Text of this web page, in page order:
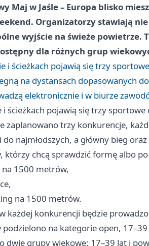
Maj w Jaśle – Europa blisko
Organizatorzy stawiają
wyjście na świeże powietrze.
dla różnych grup
i ścieżkach pojawią się trzy
na dystansach dopasowanych
elektronicznie i w biurze
i ścieżkach pojawią się trzy sportowe
zaplanowano trzy konkurencje,
najmłodszych, a główny bieg
którzy chcą sprawdzić formę albo
na 1500 metrów,
na 1500 metrów.
każdej konkurencji będzie
podzielono na kategorie open,
dwie grupy wiekowe: 17–39 lat i